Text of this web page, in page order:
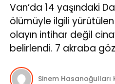
Van’da 14 yaşındaki
ölümüyle ilgili
olayın intihar değil
belirlendi. 7 akraba
Sinem Hasanoğulları